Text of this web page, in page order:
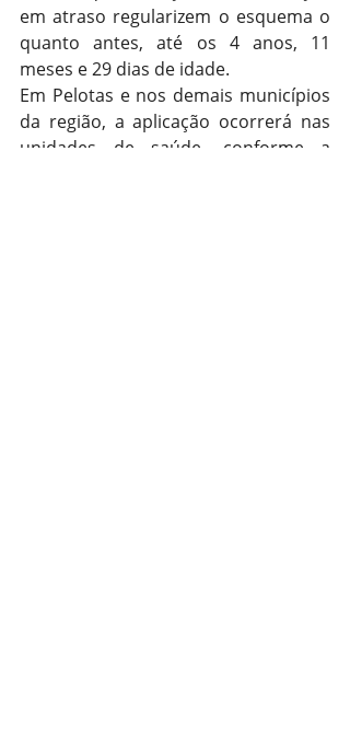
em atraso regularizem o esquema o
quanto antes, até os 4 anos, 11
meses e 29 dias de idade.
Em Pelotas e nos demais municípios
da região, a aplicação ocorrerá nas
unidades de saúde, conforme a